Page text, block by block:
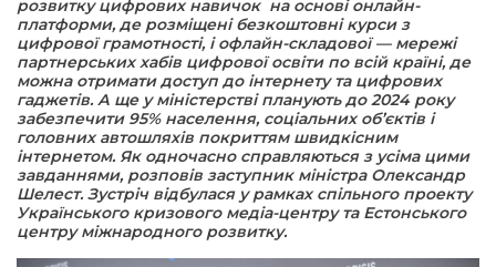
розвитку цифрових навичок на основі онлайн-
платформи, де розміщені безкоштовні курси з
цифрової грамотності, і офлайн-складової — мережі
партнерських хабів цифрової освіти по всій країні, де
можна отримати доступ до інтернету та цифрових
гаджетів. А ще у міністерстві планують до 2024 року
забезпечити 95% населення, соціальних об’єктів і
головних автошляхів покриттям швидкісним
інтернетом. Як одночасно справляються з усіма цими
завданнями, розповів заступник міністра Олександр
Шелест. Зустріч відбулася у рамках спільного проекту
Українського кризового медіа-центру та Естонського
центру міжнародного розвитку.